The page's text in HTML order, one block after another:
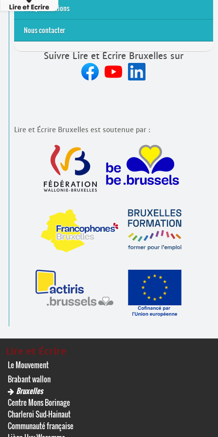
Emplois rémunérés
Bénévolat
Candidature spontanée à Lire et Écrire Bruxelles
Nos publications
Nous contacter
Suivre Lire et Écrire Bruxelles sur
Lire et Écrire Bruxelles est soutenue par :
Lire et Écrire
Le Mouvement
Brabant wallon
Bruxelles
Centre Mons Borinage
Charleroi Sud-Hainaut
Communauté française